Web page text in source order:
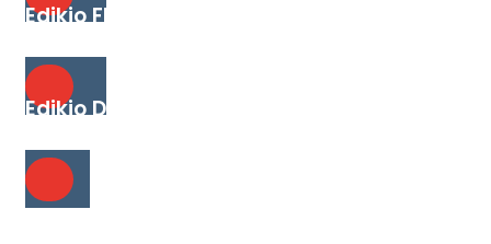
Edikio Flex
tarjeta de crédito o largo.
Edikio Dúplex
doble cara.